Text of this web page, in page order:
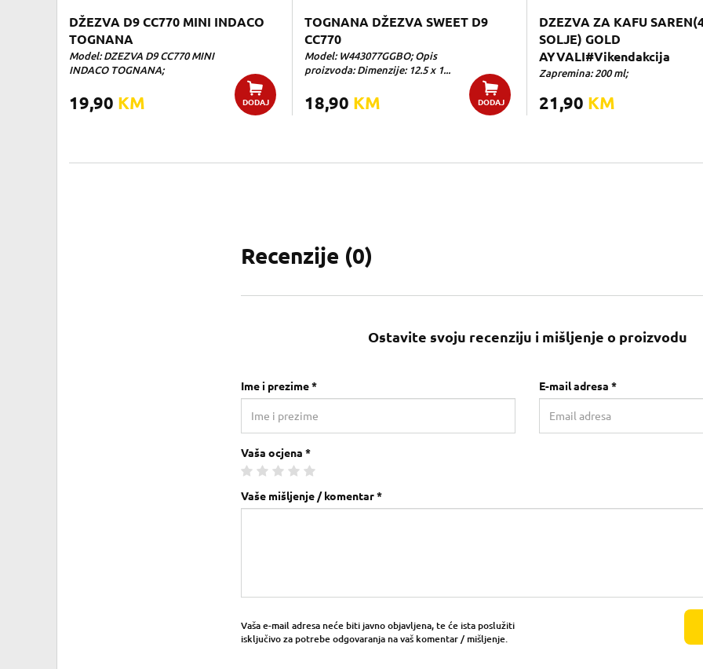
DŽEZVA D9 CC770 MINI INDACO
TOGNANA
Model: DZEZVA D9 CC770 MINI
INDACO TOGNANA;
19,90 KM DODAJ
TOGNANA DŽEZVA SWEET D9
CC770
Model: W443077GGBO; Opis
proizvoda: Dimenzije: 12.5 x 1...
18,90 KM DODAJ
DZEZVA ZA KAFU
SOLJE) GOLD
AYVALI#Vikendakcija
Zapremina: 200 ml;
21,90 KM
Recenzije (0)
Ostavite svoju recenziju i mišljenje o proizvodu
Ime i prezime * E-mail adresa *
Vaša ocjena *
Vaše mišljenje / komentar *
Vaša e-mail adresa neće biti javno objavljena, te će ista poslužiti
isključivo za potrebe odgovaranja na vaš komentar / mišljenje.